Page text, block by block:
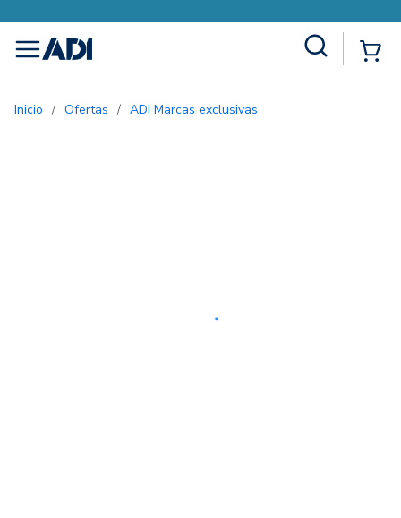
menu
Inicio / Ofertas / ADI Marcas exclusivas